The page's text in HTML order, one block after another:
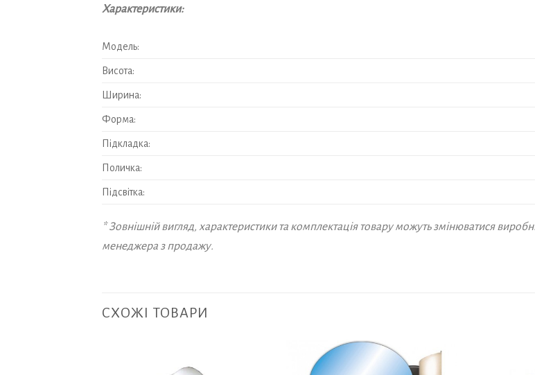
Характеристики:
Модель:
Висота:
Ширина:
Форма:
Підкладка:
Поличка:
Підсвітка:
* Зовнішній вигляд, характеристики та комплектація товару можуть змінюватися
менеджера з продажу.
СХОЖІ ТОВАРИ